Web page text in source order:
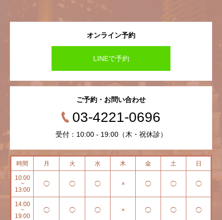
オンライン予約
LINEで予約
ご予約・お問い合わせ
03-4221-0696
受付：10:00 - 19:00（木・祝休診）
時間 月 火 水 木 金 土 日
10:00
~
13:00
◯ ◯ ◯ × ◯ ◯ ◯
14:00
~
19:00
◯ ◯ ◯ × ◯ ◯ ◯